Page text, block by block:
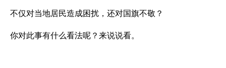
不仅对当地居民造成困扰，还对国旗不敬？
你对此事有什么看法呢？来说说看。